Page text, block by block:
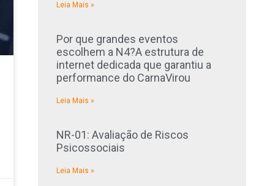
Leia Mais »
Por que grandes eventos
escolhem a N4?A estrutura de
internet dedicada que garantiu a
performance do CarnaVirou
Leia Mais »
NR-01: Avaliação de Riscos
Psicossociais
Leia Mais »